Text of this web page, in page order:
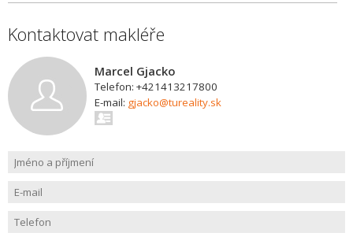
Kontaktovat makléře
Marcel Gjacko
Telefon: +421413217800
E-mail: gjacko@tureality.sk